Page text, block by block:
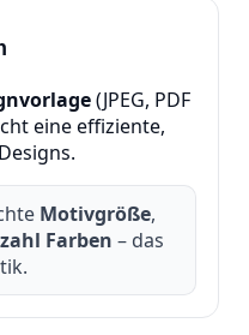
(JPEG, PDF
eine effiziente,
Motivgröße,
Farben – das